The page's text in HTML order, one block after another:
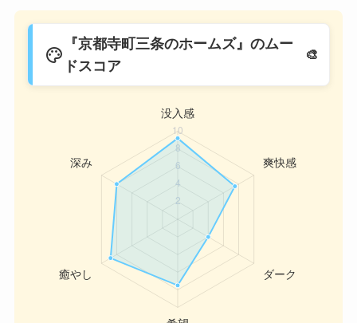
palette
『京都寺町三条のホームズ』のムー
ドスコア